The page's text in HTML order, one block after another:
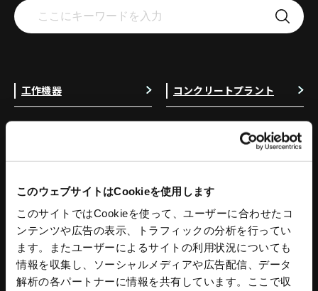
このウェブサイトはCookieを使用します
このサイトではCookieを使って、ユーザーに合わせたコ
ンテンツや広告の表示、トラフィックの分析を行ってい
ます。またユーザーによるサイトの利用状況についても
情報を収集し、ソーシャルメディアや広告配信、データ
解析の各パートナーに情報を共有しています。ここで収
工作機器
ハンドチャック
把握力計
回転シリンダ
NC円テーブル
NC円テーブルオプション
パワーバイス
バイス部品
コンクリートプラント
コンクリートミキサ
操作盤
プラント付帯設備
トリートメントプロ
コンクリートプラント 関連記事